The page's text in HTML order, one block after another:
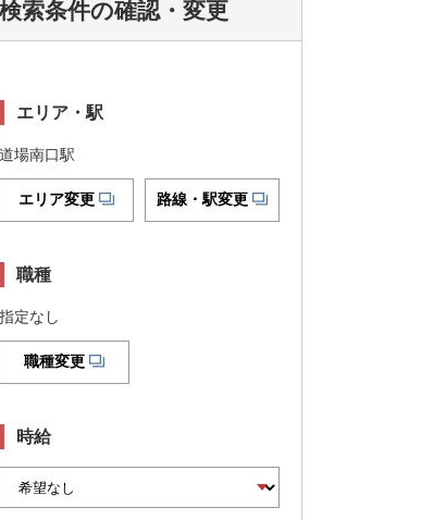
検索条件の確認・変更
エリア・駅
道場南口駅
エリア変更 路線・駅変更
職種
指定なし
職種変更
時給